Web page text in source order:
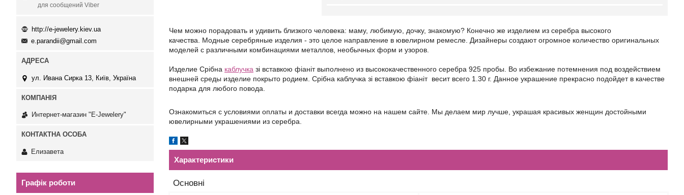
Чем можно порадовать и удивить близкого человека: маму, любимую, дочку, знакомую? Конечно же изделием из серебра высокого
качества. Модные серебряные изделия - это целое направление в ювелирном ремесле. Дизайнеры создают огромное количество оригинальных
моделей с различными комбинациями металлов, необычных форм и узоров.
Изделие Срібна каблучка зі вставкою фіаніт выполнено из высококачественного серебра 925 пробы. Во избежание потемнения под воздействием
внешней среды изделие покрыто родием. Срібна каблучка зі вставкою фіаніт весит всего 1.30 г. Данное украшение прекрасно подойдет в качестве
подарка для любого повода.
Ознакомиться с условиями оплаты и доставки всегда можно на нашем сайте. Мы делаем мир лучше, украшая красивых женщин достойными
ювелирными украшениями из серебра.
Характеристики
Основні
для сообщений Viber
http://e-jewelery.kiev.ua
e.parandii@gmail.com
ул. Ивана Сирка 13, Київ, Україна
Интернет-магазин "E-Jewelery"
Елизавета
Графік роботи